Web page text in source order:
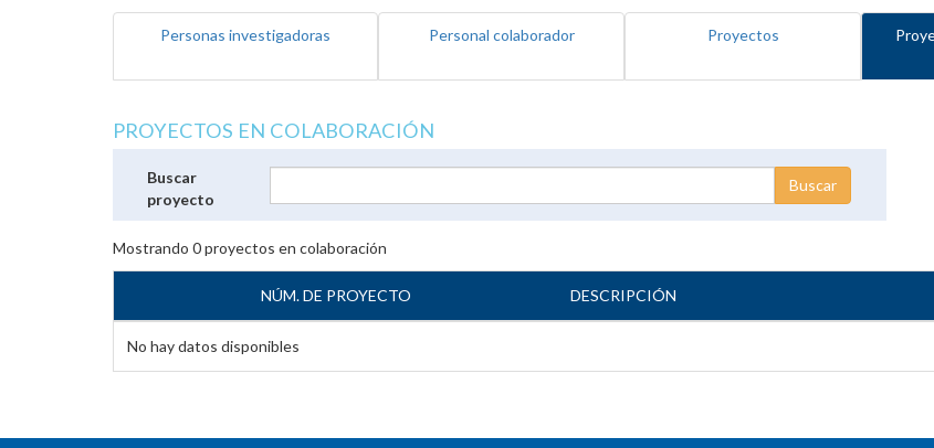
Personas investigadoras Personal colaborador Proyectos
PROYECTOS EN COLABORACIÓN
Buscar
proyecto
Mostrando 0proyectos en colaboración
NÚM. DE PROYECTO DESCRIPCIÓN
No hay datos disponibles